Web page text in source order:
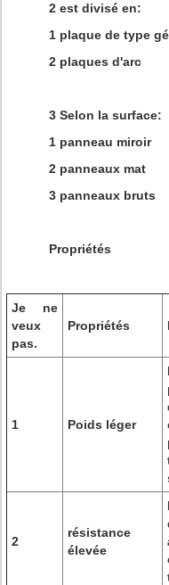
2 est divisé en:
1 plaque de type
2 plaques d'arc
3 Selon la surface:
1 panneau miroir
2 panneaux mat
3 panneaux bruts
Propriétés
Je ne
veux
pas.
Propriétés
1 Poids léger
2
résistance
élevée